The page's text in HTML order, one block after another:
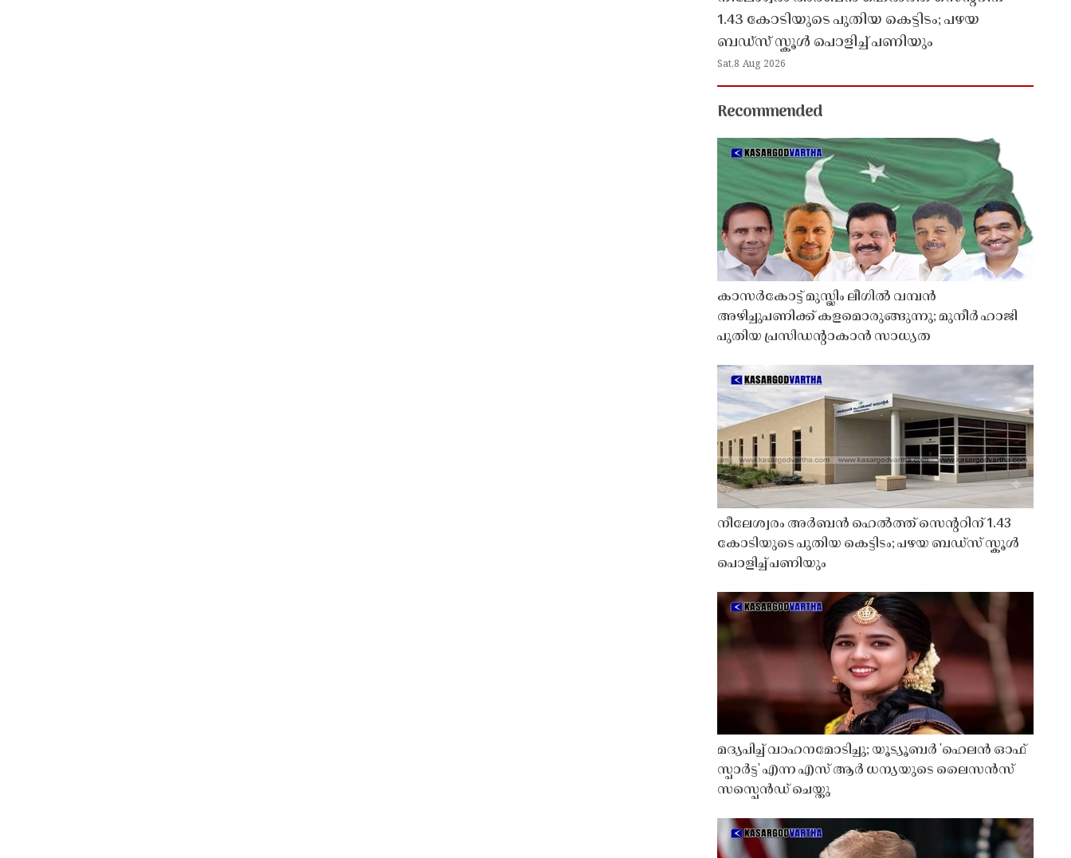
1.43 കോടിയുടെ പുതിയ കെട്ടിടം; പഴയ
ബഡ്സ് സ്കൂൾ പൊളിച്ച് പണിയും
Sat,8 Aug 2026
Recommended
കാസർകോട്ട് മുസ്ലിം ലീഗിൽ വമ്പൻ
അഴിച്ചുപണിക്ക് കളമൊരുങ്ങുന്നു; മുനീർ ഹാജി
പുതിയ പ്രസിഡൻ്റാകാൻ സാധ്യത
നീലേശ്വരം അർബൻ ഹെൽത്ത് സെൻ്ററിന് 1.43
കോടിയുടെ പുതിയ കെട്ടിടം; പഴയ ബഡ്സ് സ്കൂൾ
പൊളിച്ച് പണിയും
മദ്യപിച്ച് വാഹനമോടിച്ചു; യൂട്യൂബർ 'ഹെലൻ ഓഫ്
സ്പാർട്ട' എന്ന എസ് ആർ ധന്യയുടെ ലൈസൻസ്
സസ്പെൻഡ് ചെയ്തു ​​​​​​​